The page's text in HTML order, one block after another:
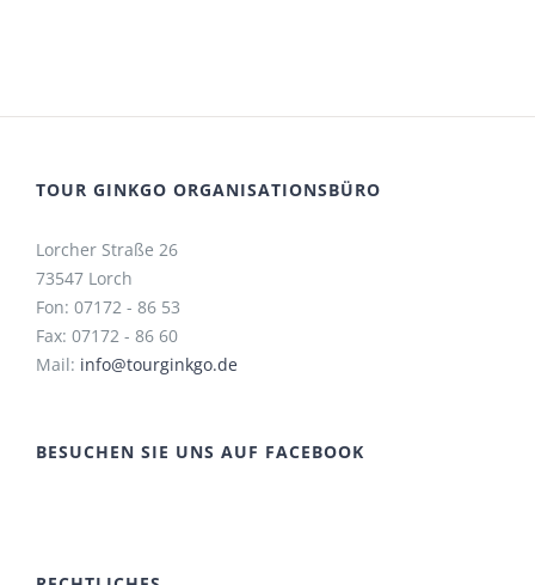
TOUR GINKGO ORGANISATIONSBÜRO
Lorcher Straße 26
73547 Lorch
Fon: 07172 - 86 53
Fax: 07172 - 86 60
Mail: info@tourginkgo.de
BESUCHEN SIE UNS AUF FACEBOOK